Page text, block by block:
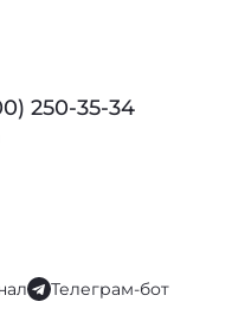
250-35-34
Телеграм-бот